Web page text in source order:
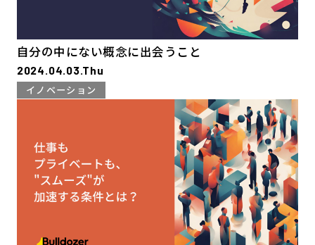
自分の中にない概念に出会うこと
2024.04.03.Thu
イノベーション